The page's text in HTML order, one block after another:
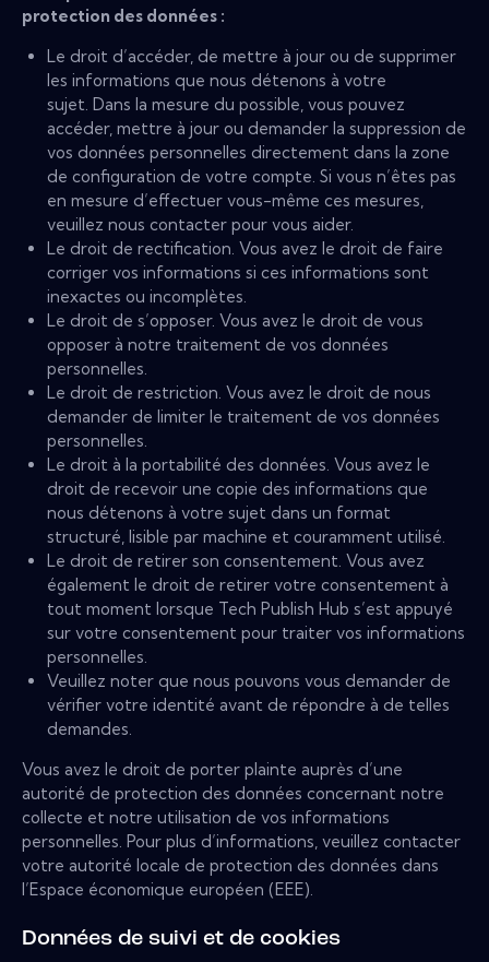
protection des données :
Le droit d’accéder, de mettre à jour ou de supprimer
les informations que nous détenons à votre
sujet. Dans la mesure du possible, vous pouvez
accéder, mettre à jour ou demander la suppression de
vos données personnelles directement dans la zone
de configuration de votre compte. Si vous n’êtes pas
en mesure d’effectuer vous-même ces mesures,
veuillez nous contacter pour vous aider.
Le droit de rectification. Vous avez le droit de faire
corriger vos informations si ces informations sont
inexactes ou incomplètes.
Le droit de s’opposer. Vous avez le droit de vous
opposer à notre traitement de vos données
personnelles.
Le droit de restriction. Vous avez le droit de nous
demander de limiter le traitement de vos données
personnelles.
Le droit à la portabilité des données. Vous avez le
droit de recevoir une copie des informations que
nous détenons à votre sujet dans un format
structuré, lisible par machine et couramment utilisé.
Le droit de retirer son consentement. Vous avez
également le droit de retirer votre consentement à
tout moment lorsque Tech Publish Hub s’est appuyé
sur votre consentement pour traiter vos informations
personnelles.
Veuillez noter que nous pouvons vous demander de
vérifier votre identité avant de répondre à de telles
demandes.
Vous avez le droit de porter plainte auprès d’une
autorité de protection des données concernant notre
collecte et notre utilisation de vos informations
personnelles. Pour plus d’informations, veuillez contacter
votre autorité locale de protection des données dans
l’Espace économique européen (EEE).
Données de suivi et de cookies